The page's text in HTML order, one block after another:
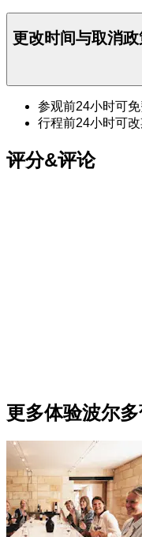
更改时间与取消
参观前24小时可免
行程前24小时可改
评分&评论
更多体验波尔